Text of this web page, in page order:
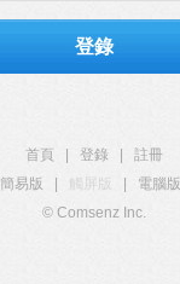
登錄
首頁 登錄
註冊
簡易版
觸屏版 電腦版
© Comsenz Inc.